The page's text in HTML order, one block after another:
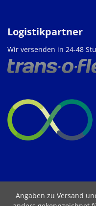
Logistikpartner
Wir versenden in 24-48
Angaben zu Versand